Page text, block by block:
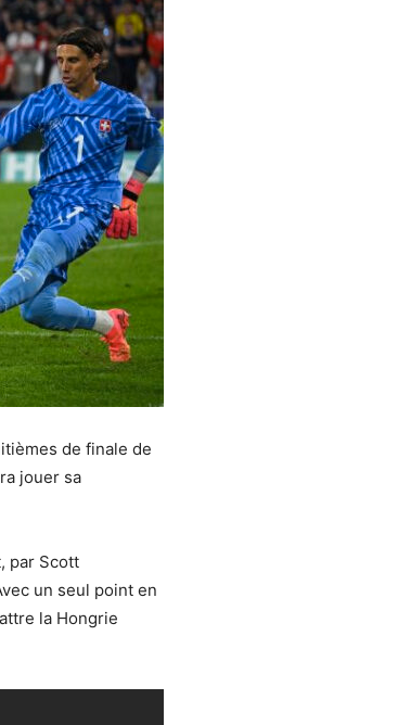
de finale de
jouer sa
par Scott
un seul point en
la Hongrie